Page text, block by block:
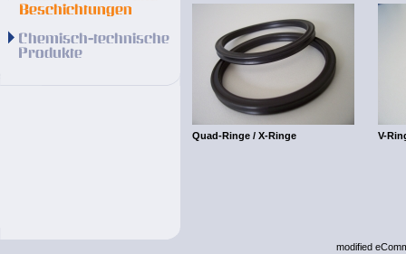
Quad-Ringe / X-Ringe V-
modified